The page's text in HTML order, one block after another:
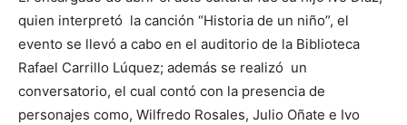
quien interpretó la canción “Historia de un niño”, el
evento se llevó a cabo en el auditorio de la Biblioteca
Rafael Carrillo Lúquez; además se realizó un
conversatorio, el cual contó con la presencia de
personajes como, Wilfredo Rosales, Julio Oñate e Ivo